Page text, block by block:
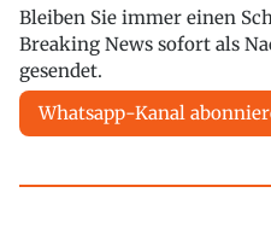
Bleiben Sie immer einen
Breaking News sofort als
gesendet.
Whatsapp-Kanal